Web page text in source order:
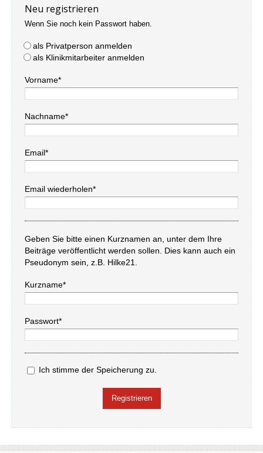
Neu registrieren
Wenn Sie noch kein Passwort haben.
als Privatperson anmelden
als Klinikmitarbeiter anmelden
Vorname*
Nachname*
Email*
Email wiederholen*
Geben Sie bitte einen Kurznamen an, unter dem Ihre
Beiträge veröffentlicht werden sollen. Dies kann auch ein
Pseudonym sein, z.B. Hilke21.
Kurzname*
Passwort*
Ich stimme der Speicherung zu.